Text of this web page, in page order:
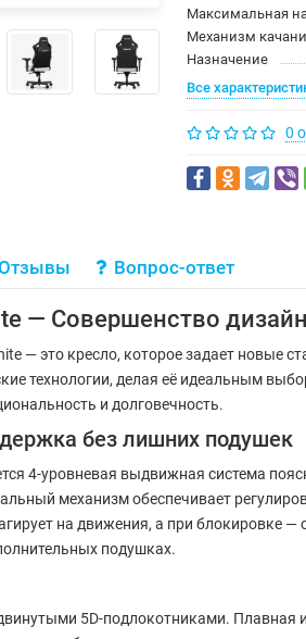
Максимальная
Механизм
Назначение
Все
0
Вопрос-ответ
— Совершенство
— это кресло, которое задает новые
технологии, делая её идеальным
и долговечность.
без лишних подушек
4-уровневая выдвижная система
механизм обеспечивает
на движения, а при
подушках.
5D-подлокотниками.